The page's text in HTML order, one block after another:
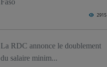
Faso
2915
La RDC annonce le doublement
du salaire minim...